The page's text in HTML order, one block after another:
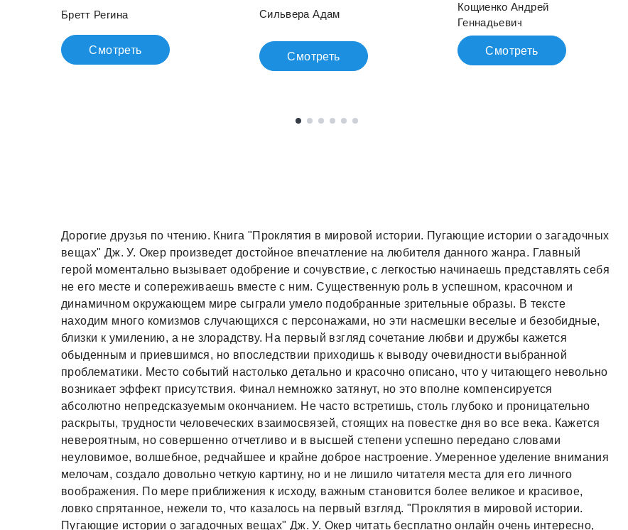
Бретт Регина
Смотреть
Сильвера Адам
Смотреть
Кощиенко Андрей
Геннадьевич
Смотреть
Дорогие друзья по чтению. Книга "Проклятия в мировой истории. Пугающие истории о загадочных
вещах" Дж. У. Окер произведет достойное впечатление на любителя данного жанра. Главный
герой моментально вызывает одобрение и сочувствие, с легкостью начинаешь представлять себя
не его месте и сопереживаешь вместе с ним. Существенную роль в успешном, красочном и
динамичном окружающем мире сыграли умело подобранные зрительные образы. В тексте
находим много комизмов случающихся с персонажами, но эти насмешки веселые и безобидные,
близки к умилению, а не злорадству. На первый взгляд сочетание любви и дружбы кажется
обыденным и приевшимся, но впоследствии приходишь к выводу очевидности выбранной
проблематики. Место событий настолько детально и красочно описано, что у читающего невольно
возникает эффект присутствия. Финал немножко затянут, но это вполне компенсируется
абсолютно непредсказуемым окончанием. Не часто встретишь, столь глубоко и проницательно
раскрыты, трудности человеческих взаимосвязей, стоящих на повестке дня во все века. Кажется
невероятным, но совершенно отчетливо и в высшей степени успешно передано словами
неуловимое, волшебное, редчайшее и крайне доброе настроение. Умеренное уделение внимания
мелочам, создало довольно четкую картину, но и не лишило читателя места для его личного
воображения. По мере приближения к исходу, важным становится более великое и красивое,
ловко спрятанное, нежели то, что казалось на первый взгляд. "Проклятия в мировой истории.
Пугающие истории о загадочных вещах" Дж. У. Окер читать бесплатно онлайн очень интересно,